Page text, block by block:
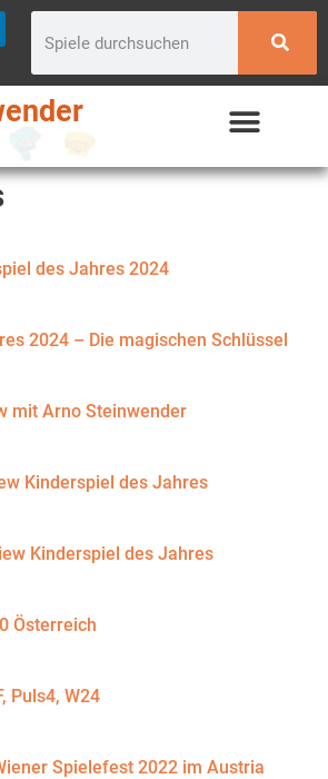
des Jahres 2024
2024 – Die magischen Schlüssel
mit Arno Steinwender
Kinderspiel des Jahres
Kinderspiel des Jahres
Österreich
Puls4, W24
Spielefest 2022 im Austria